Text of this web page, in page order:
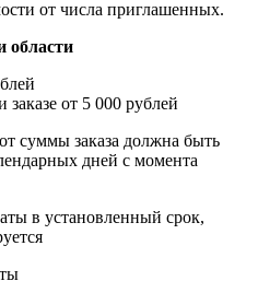
от числа приглашенных.
области
заказе от 5 000 рублей
суммы заказа должна быть
дней с момента
в установленный срок,